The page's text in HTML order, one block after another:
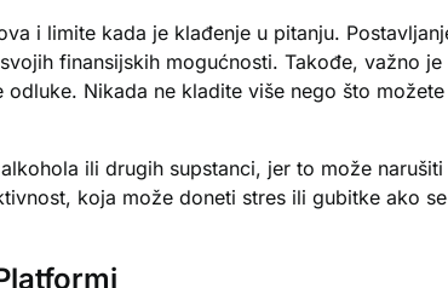
i limite kada je klađenje u pitanju.
finansijskih mogućnosti. Takođe, važno
Nikada ne kladite više nego što
ili drugih supstanci, jer to može
koja može doneti stres ili gubitke ako